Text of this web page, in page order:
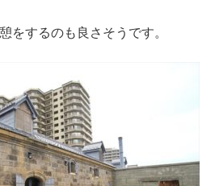
をするのも良さそうです。